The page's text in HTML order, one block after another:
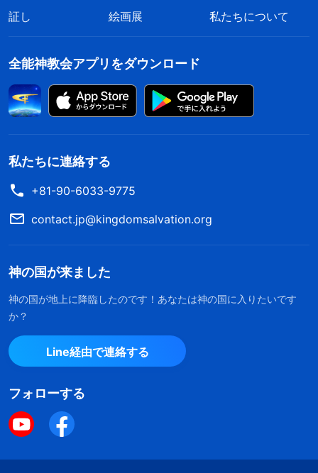
証し
絵画展 私たちについて
全能神教会アプリをダウンロード
私たちに連絡する
+81-90-6033-9775
contact.jp@kingdomsalvation.org
神の国が来ました
神の国が地上に降臨したのです！あなたは神の国に入りたいです
か？
Line経由で連絡する
フォローする